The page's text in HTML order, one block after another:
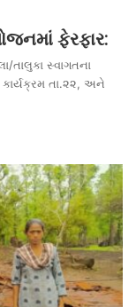
ફેરફાર:
તાલુકા સ્વાગતના
તા.૨૨, અને